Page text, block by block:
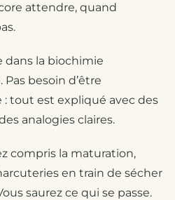
attendre, quand
dans la biochimie
besoin d’être
tout est expliqué avec des
analogies claires.
compris la maturation,
en train de sécher
saurez ce qui se passe.